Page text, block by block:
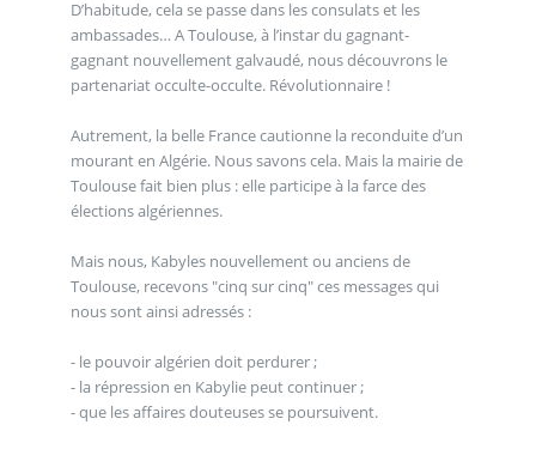
D’habitude, cela se passe dans les consulats et les
ambassades… A Toulouse, à l’instar du gagnant-
gagnant nouvellement galvaudé, nous découvrons le
partenariat occulte-occulte. Révolutionnaire !
Autrement, la belle France cautionne la reconduite d’un
mourant en Algérie. Nous savons cela. Mais la mairie de
Toulouse fait bien plus : elle participe à la farce des
élections algériennes.
Mais nous, Kabyles nouvellement ou anciens de
Toulouse, recevons "cinq sur cinq" ces messages qui
nous sont ainsi adressés :
- le pouvoir algérien doit perdurer ;
- la répression en Kabylie peut continuer ;
- que les affaires douteuses se poursuivent.